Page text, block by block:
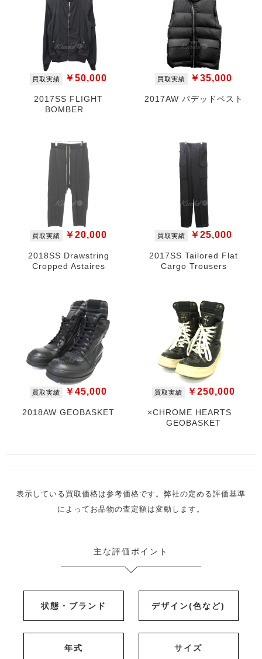
買取実績 ￥50,000
2017SS FLIGHT
BOMBER
買取実績 ￥35,000
2017AW パデッドベスト
買取実績 ￥20,000
2018SS Drawstring
Cropped Astaires
買取実績 ￥25,000
2017SS Tailored Flat
Cargo Trousers
買取実績 ￥45,000
2018AW GEOBASKET
買取実績 ￥250,000
×CHROME HEARTS
GEOBASKET
表示している買取価格は参考価格です。弊社の定める評価基準
によってお品物の査定額は変動します。
主な評価ポイント
状態・ブランド デザイン(色など)
年式 サイズ